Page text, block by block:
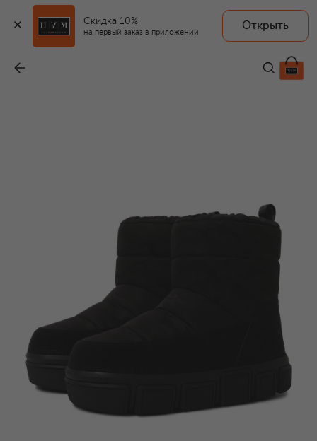
Скидка 10%
на первый заказ в приложении
Открыть
29 140 ₽